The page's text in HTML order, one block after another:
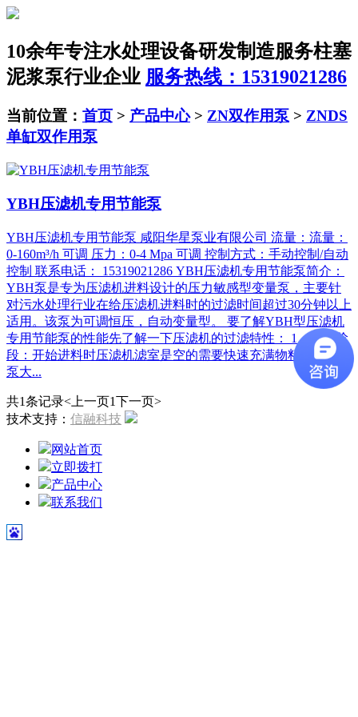
10余年专注水处理设备研发制造服务柱塞
泥浆泵行业企业 服务热线：15319021286
当前位置： 首页 > 产品中心> ZN双作用泵 > ZNDS
单缸双作用泵
YBH压滤机专用节能泵
YBH压滤机专用节能泵 咸阳华星泵业有限公司 流量：流量：
0-160m³/h 可调 压力：0-4 Mpa 可调 控制方式：手动控制/自动
控制 联系电话： 15319021286 YBH压滤机专用节能泵简介：
YBH泵是专为压滤机进料设计的压力敏感型变量泵，主要针
对污水处理行业在给压滤机进料时的过滤时间超过30分钟以上
适用。该泵为可调恒压，自动变量型。 要了解YBH型压滤机
专用节能泵的性能先了解一下压滤机的过滤特性： 1、进料阶
段：开始进料时压滤机滤室是空的需要快速充满物料。(YBH
泵大...
共1条记录<上一页1下一页>
技术支持： 信融科技
网站首页
立即拨打
产品中心
联系我们